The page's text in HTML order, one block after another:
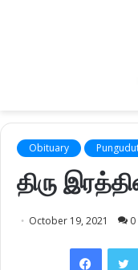
Obituary
திரு
October 19, 2021 0